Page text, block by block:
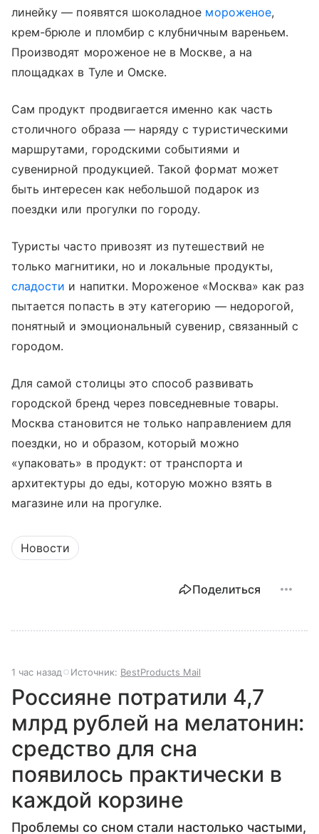
линейку — появятся шоколадное мороженое,
крем-брюле и пломбир с клубничным вареньем.
Производят мороженое не в Москве, а на
площадках в Туле и Омске.
Сам продукт продвигается именно как часть
столичного образа — наряду с туристическими
маршрутами, городскими событиями и
сувенирной продукцией. Такой формат может
быть интересен как небольшой подарок из
поездки или прогулки по городу.
Туристы часто привозят из путешествий не
только магнитики, но и локальные продукты,
сладости и напитки. Мороженое «Москва» как раз
пытается попасть в эту категорию — недорогой,
понятный и эмоциональный сувенир, связанный с
городом.
Для самой столицы это способ развивать
городской бренд через повседневные товары.
Москва становится не только направлением для
поездки, но и образом, который можно
«упаковать» в продукт: от транспорта и
архитектуры до еды, которую можно взять в
магазине или на прогулке.
Новости
Поделиться
1 час назад Источник: BestProducts Mail
Россияне потратили 4,7
млрд рублей на мелатонин:
средство для сна
появилось практически в
каждой корзине
Проблемы со сном стали настолько частыми,